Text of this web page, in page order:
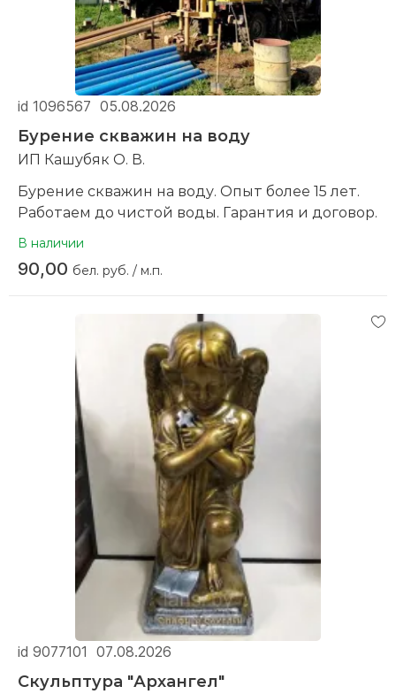
id 1096567 05.08.2026
Бурение скважин на воду
ИП Кашубяк О. В.
Бурение скважин на воду. Опыт более 15 лет.
Работаем до чистой воды. Гарантия и договор.
В наличии
90,00 бел. руб. / м.п.
id 9077101 07.08.2026
Скульптура "Архангел"